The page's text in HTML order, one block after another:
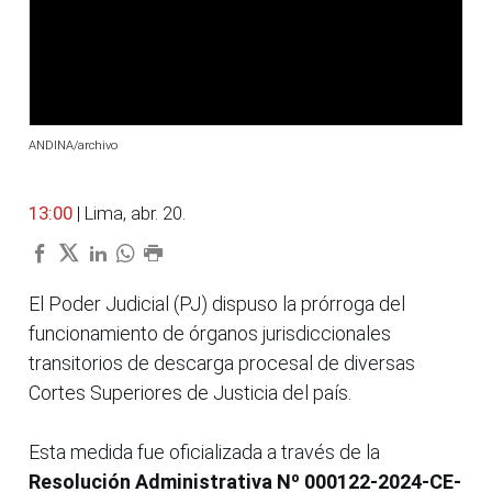
ANDINA/archivo
13:00 | Lima, abr. 20.
El Poder Judicial (PJ) dispuso la prórroga del
funcionamiento de órganos jurisdiccionales
transitorios de descarga procesal de diversas
Cortes Superiores de Justicia del país.
Esta medida fue oficializada a través de la
Resolución Administrativa Nº 000122-2024-CE-